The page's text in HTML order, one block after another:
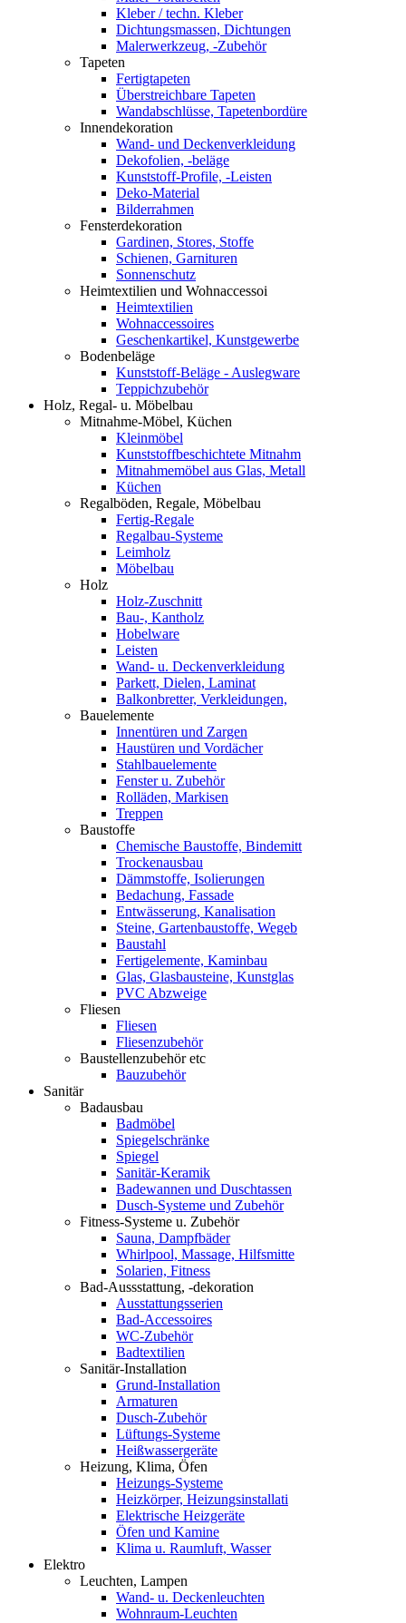
Kleber / techn. Kleber
Dichtungsmassen, Dichtungen
Malerwerkzeug, -Zubehör
Tapeten
Fertigtapeten
Überstreichbare Tapeten
Wandabschlüsse, Tapetenbordüre
Innendekoration
Wand- und Deckenverkleidung
Dekofolien, -beläge
Kunststoff-Profile, -Leisten
Deko-Material
Bilderrahmen
Fensterdekoration
Gardinen, Stores, Stoffe
Schienen, Garnituren
Sonnenschutz
Heimtextilien und Wohnaccessoi
Heimtextilien
Wohnaccessoires
Geschenkartikel, Kunstgewerbe
Bodenbeläge
Kunststoff-Beläge - Auslegware
Teppichzubehör
Holz, Regal- u. Möbelbau
Mitnahme-Möbel, Küchen
Kleinmöbel
Kunststoffbeschichtete Mitnahm
Mitnahmemöbel aus Glas, Metall
Küchen
Regalböden, Regale, Möbelbau
Fertig-Regale
Regalbau-Systeme
Leimholz
Möbelbau
Holz
Holz-Zuschnitt
Bau-, Kantholz
Hobelware
Leisten
Wand- u. Deckenverkleidung
Parkett, Dielen, Laminat
Balkonbretter, Verkleidungen,
Bauelemente
Innentüren und Zargen
Haustüren und Vordächer
Stahlbauelemente
Fenster u. Zubehör
Rolläden, Markisen
Treppen
Baustoffe
Chemische Baustoffe, Bindemitt
Trockenausbau
Dämmstoffe, Isolierungen
Bedachung, Fassade
Entwässerung, Kanalisation
Steine, Gartenbaustoffe, Wegeb
Baustahl
Fertigelemente, Kaminbau
Glas, Glasbausteine, Kunstglas
PVC Abzweige
Fliesen
Fliesen
Fliesenzubehör
Baustellenzubehör etc
Bauzubehör
Sanitär
Badausbau
Badmöbel
Spiegelschränke
Spiegel
Sanitär-Keramik
Badewannen und Duschtassen
Dusch-Systeme und Zubehör
Fitness-Systeme u. Zubehör
Sauna, Dampfbäder
Whirlpool, Massage, Hilfsmitte
Solarien, Fitness
Bad-Aussstattung, -dekoration
Ausstattungsserien
Bad-Accessoires
WC-Zubehör
Badtextilien
Sanitär-Installation
Grund-Installation
Armaturen
Dusch-Zubehör
Lüftungs-Systeme
Heißwassergeräte
Heizung, Klima, Öfen
Heizungs-Systeme
Heizkörper, Heizungsinstallati
Elektrische Heizgeräte
Öfen und Kamine
Klima u. Raumluft, Wasser
Elektro
Leuchten, Lampen
Wand- u. Deckenleuchten
Wohnraum-Leuchten